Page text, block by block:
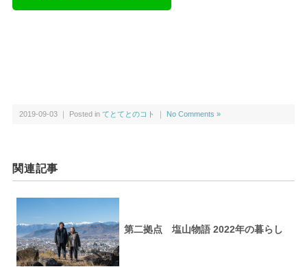
2019-09-03 ｜ Posted in てとてとのコト No Comments »
関連記事
第二拠点 塩山物語 2022年の暮らし